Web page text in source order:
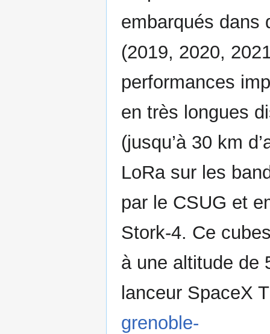
embarqués dans
(2019, 2020,
performances
en très longues
(jusqu’à 30 km
LoRa sur les
par le CSUG et
Stork-4. Ce
à une altitude de
lanceur SpaceX
grenoble-